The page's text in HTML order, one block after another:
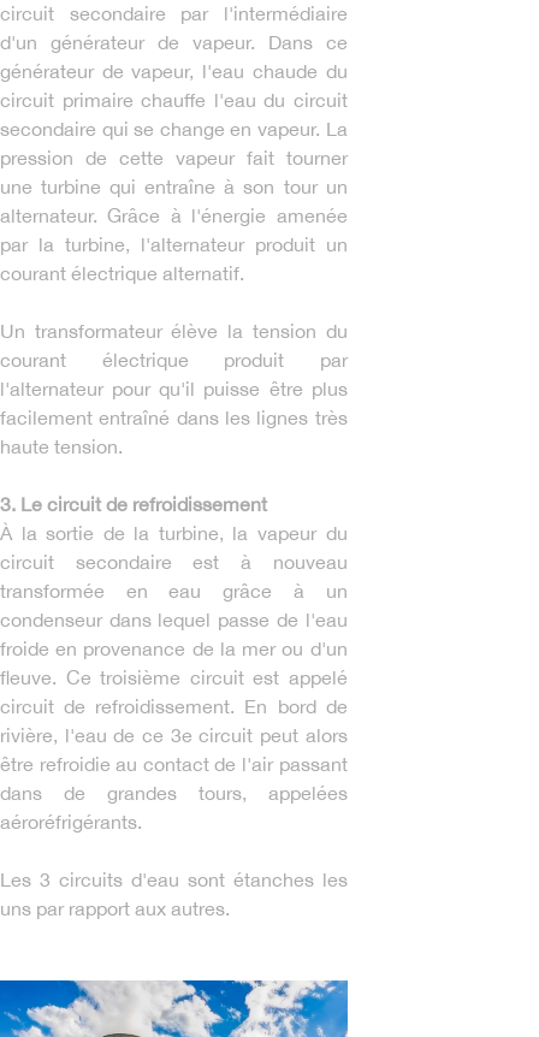
circuit secondaire par l'intermédiaire
d'un générateur de vapeur. Dans ce
générateur de vapeur, l'eau chaude du
circuit primaire chauffe l'eau du circuit
secondaire qui se change en vapeur. La
pression de cette vapeur fait tourner
une turbine qui entraîne à son tour un
alternateur. Grâce à l'énergie amenée
par la turbine, l'alternateur produit un
courant électrique alternatif.
Un transformateur élève la tension du
courant électrique produit par
l'alternateur pour qu'il puisse être plus
facilement entraîné dans les lignes très
haute tension.
3. Le circuit de refroidissement
À la sortie de la turbine, la vapeur du
circuit secondaire est à nouveau
transformée en eau grâce à un
condenseur dans lequel passe de l'eau
froide en provenance de la mer ou d'un
fleuve. Ce troisième circuit est appelé
circuit de refroidissement. En bord de
rivière, l'eau de ce 3e circuit peut alors
être refroidie au contact de l'air passant
dans de grandes tours, appelées
aéroréfrigérants.
Les 3 circuits d'eau sont étanches les
uns par rapport aux autres.